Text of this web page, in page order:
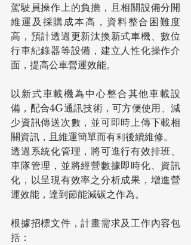
駕駛員操作上的負擔，且相關設備分開
維運及採購成本高，資料整合困難度
高，預計透過更新汰換新式車機、數位
行車紀錄器等設備，建立人性化操作介
面，提高公車營運效能。
以新式車載機為中心整合其他車載設
備，配合4G通訊技術，可方便使用、減
少資訊傳送次數，並可即時上傳下載相
關資訊，且維運簡單而有利後續維修。
透過系統化管理，將可進行有效排班、
車隊管理，並將經營數據即時化、資訊
化，以呈現有效率之分析成果，增進營
運效能，達到節能減碳之作為。
根據招標文件，計畫需求及工作內容包
括：